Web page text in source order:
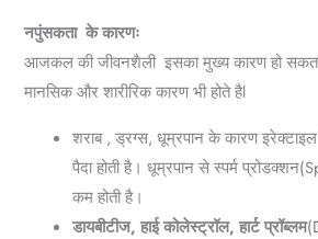
नपुंसकता के कारणः
आजकल की जीवनशैली इसका मुख्य कारण हो
मानसिक और शारीरिक कारण भी होते हैl
शराब,ड्रग्स,धूम्रपान के कारण
पैदा होती है। धूम्रपान से स्‍पर्म
कम होती है।
डायबीटीज, हाई कोलेस्ट्रॉल,हार्ट प्रॉब्लम